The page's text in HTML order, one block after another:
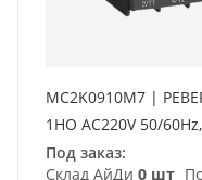
MC2K0910M7 |
1НО AC220V 50/
Под заказ:
Склад АйДи 0 шт